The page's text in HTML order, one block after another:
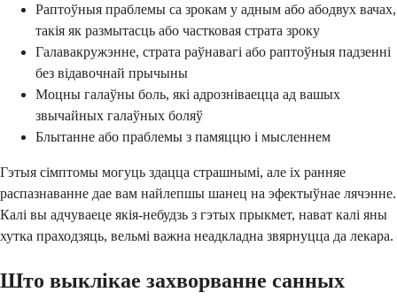
Раптоўныя праблемы са зрокам у адным або абодвух вачах,
такія як размытасць або частковая страта зроку
Галавакружэнне, страта раўнавагі або раптоўныя падзенні
без відавочнай прычыны
Моцны галаўны боль, які адрозніваецца ад вашых
звычайных галаўных боляў
Блытанне або праблемы з памяццю і мысленнем
Гэтыя сімптомы могуць здацца страшнымі, але іх ранняе
распазнаванне дае вам найлепшы шанец на эфектыўнае лячэнне.
Калі вы адчуваеце якія-небудзь з гэтых прыкмет, нават калі яны
хутка праходзяць, вельмі важна неадкладна звярнуцца да лекара.
Што выклікае захворванне санных